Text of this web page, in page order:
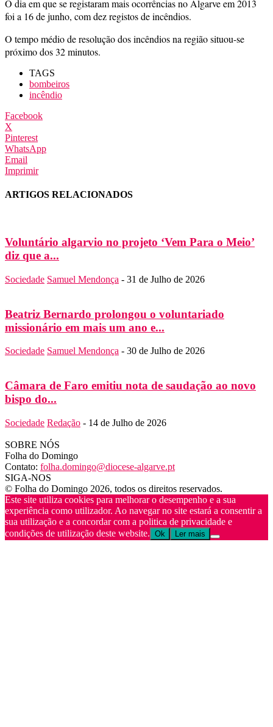
O dia em que se registaram mais ocorrências no Algarve em 2013
foi a 16 de junho, com dez registos de incêndios.
O tempo médio de resolução dos incêndios na região situou-se
próximo dos 32 minutos.
TAGS
bombeiros
incêndio
Facebook
X
Pinterest
WhatsApp
Email
Imprimir
ARTIGOS RELACIONADOS
Voluntário algarvio no projeto ‘Vem Para o Meio’
diz que a...
Sociedade Samuel Mendonça - 31 de Julho de 2026
Beatriz Bernardo prolongou o voluntariado
missionário em mais um ano e...
Sociedade Samuel Mendonça - 30 de Julho de 2026
Câmara de Faro emitiu nota de saudação ao novo
bispo do...
Sociedade Redação - 14 de Julho de 2026
SOBRE NÓS
Folha do Domingo
Contato: folha.domingo@diocese-algarve.pt
SIGA-NOS
© Folha do Domingo 2026, todos os direitos reservados.
Este site utiliza cookies para melhorar o desempenho e a sua
experiência como utilizador. Ao navegar no site estará a consentir a
sua utilização e a concordar com a politica de privacidade e
condições de utilização deste website. Ok Ler mais